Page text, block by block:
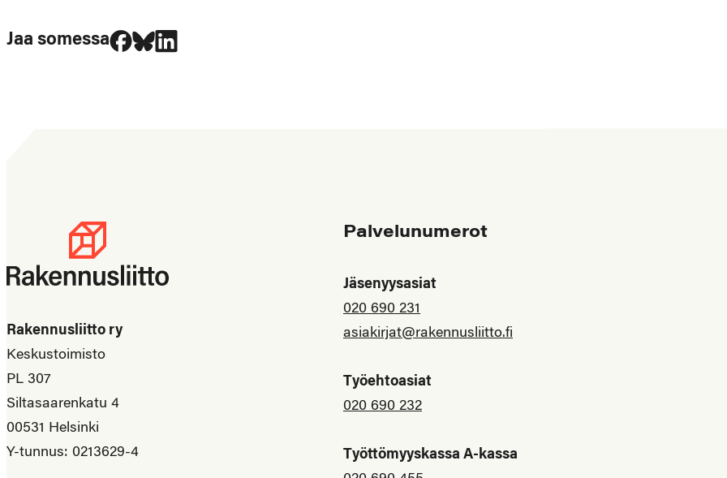
Jaa somessa
Jaa Facebookissa
Jaa Blueskyssa
Jaa LinkedIn:ssä
Rakennusliitto ry
Keskustoimisto
PL 307
Siltasaarenkatu 4
00531 Helsinki
Y-tunnus: 0213629-4
Palvelunumerot
Jäsenyysasiat
020 690 231
asiakirjat@rakennusliitto.fi
Työehtoasiat
020 690 232
Työttömyyskassa A-kassa